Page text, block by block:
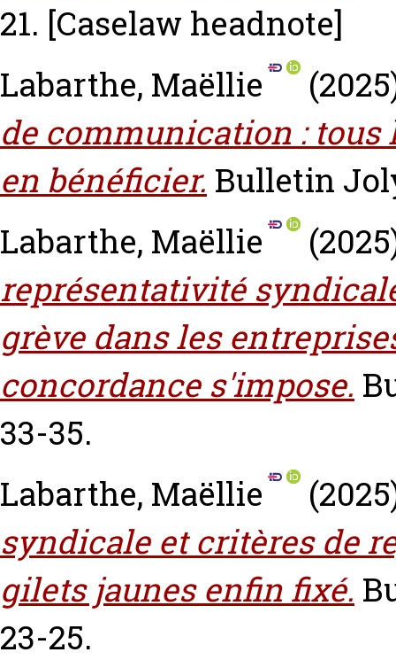
21. [Caselaw headnote]
Labarthe, Maëllie
de communication :
en bénéficier. Bulletin
Labarthe, Maëllie
représentativité
grève dans les
concordance s'impose.
33-35.
Labarthe, Maëllie
syndicale et critères de
gilets jaunes enfin fixé.
23-25.